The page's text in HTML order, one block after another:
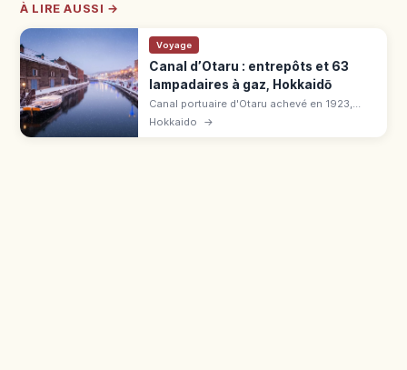
À LIRE AUSSI →
Voyage
Canal d’Otaru : entrepôts et 63
lampadaires à gaz, Hokkaidō
Canal portuaire d'Otaru achevé en 1923,
long de 1 140 m. Entrepôts en pierre, 63
Hokkaido →